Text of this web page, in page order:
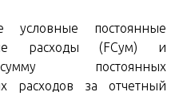
условные постоянные
расходы (FCум) и
постоянных
расходов за отчетный